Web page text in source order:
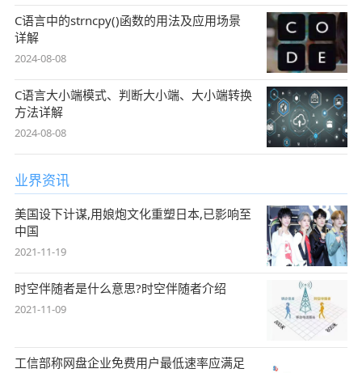
C语言中的strncpy()函数的用法及应用场景
详解
2024-08-08
C语言大小端模式、判断大小端、大小端转换
方法详解
2024-08-08
业界资讯
美国设下计谋,用娘炮文化重塑日本,已影响至
中国
2021-11-19
时空伴随者是什么意思?时空伴随者介绍
2021-11-09
工信部称网盘企业免费用户最低速率应满足